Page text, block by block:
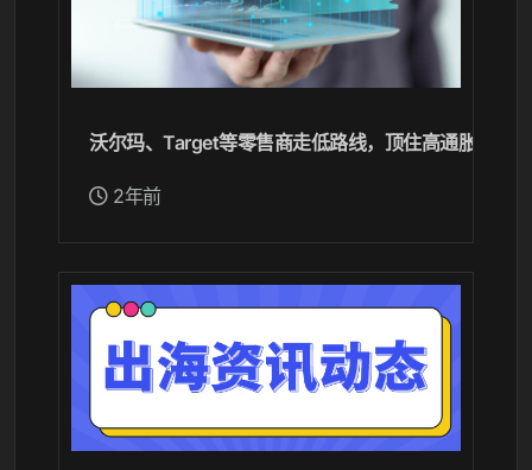
沃尔玛、Target等零售商走低路线，顶住高通胀冲击
2年前